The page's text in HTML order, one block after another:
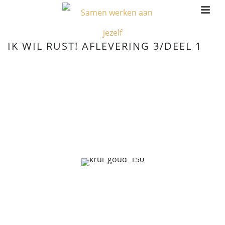
IK WIL RUST! AFLEVERING 3/DEEL 1